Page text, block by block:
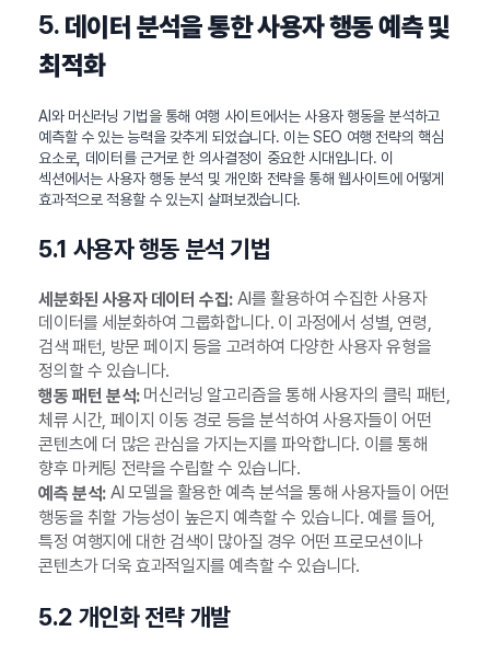
5. 데이터 분석을 통한 사용자 행동 예측 및
최적화
AI와 머신러닝 기법을 통해 여행 사이트에서는 사용자 행동을 분석하고
예측할 수 있는 능력을 갖추게 되었습니다. 이는 SEO 여행 전략의 핵심
요소로, 데이터를 근거로 한 의사결정이 중요한 시대입니다. 이
섹션에서는 사용자 행동 분석 및 개인화 전략을 통해 웹사이트에 어떻게
효과적으로 적용할 수 있는지 살펴보겠습니다.
5.1 사용자 행동 분석 기법
세분화된 사용자 데이터 수집:AI를 활용하여 수집한 사용자
데이터를 세분화하여 그룹화합니다. 이 과정에서 성별, 연령,
검색 패턴, 방문 페이지 등을 고려하여 다양한 사용자 유형을
정의할 수 있습니다.
행동 패턴 분석:머신러닝 알고리즘을 통해 사용자의 클릭 패턴,
체류 시간, 페이지 이동 경로 등을 분석하여 사용자들이 어떤
콘텐츠에 더 많은 관심을 가지는지를 파악합니다. 이를 통해
향후 마케팅 전략을 수립할 수 있습니다.
예측 분석:AI 모델을 활용한 예측 분석을 통해 사용자들이 어떤
행동을 취할 가능성이 높은지 예측할 수 있습니다. 예를 들어,
특정 여행지에 대한 검색이 많아질 경우 어떤 프로모션이나
콘텐츠가 더욱 효과적일지를 예측할 수 있습니다.
5.2 개인화 전략 개발